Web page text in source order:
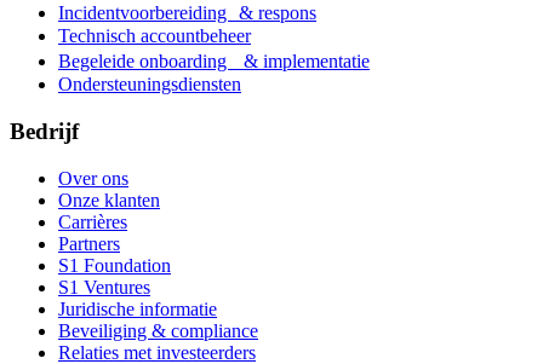
Incidentvoorbereiding & respons
Technisch accountbeheer
Begeleide onboarding & implementatie
Ondersteuningsdiensten
Bedrijf
Over ons
Onze klanten
Carrières
Partners
S1 Foundation
S1 Ventures
Juridische informatie
Beveiliging & compliance
Relaties met investeerders